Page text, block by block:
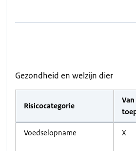
Gezondheid en welzijn dier
Risicocategorie
Van
Voedselopname X